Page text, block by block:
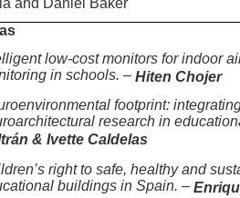
and Daniel Baker
low-cost monitors for indoor
in schools. – Hiten Chojer
footprint:
research in
& Ivette Caldelas
right to safe, healthy and
buildings in Spain. –